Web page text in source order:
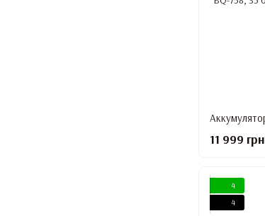
11 999 грн
4
4